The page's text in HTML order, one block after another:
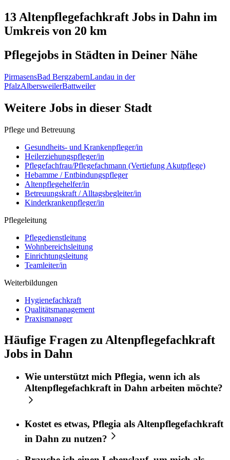
13 Altenpflegefachkraft Jobs in Dahn im
Umkreis von 20 km
Pflegejobs in Städten in Deiner Nähe
PirmasensBad BergzabernLandau in der
PfalzAlbersweilerBattweiler
Weitere Jobs in dieser Stadt
Pflege und Betreuung
Gesundheits- und Krankenpfleger/in
Heilerziehungspfleger/in
Pflegefachfrau/Pflegefachmann (Vertiefung Akutpflege)
Hebamme / Entbindungspfleger
Altenpflegehelfer/in
Betreuungskraft / Alltagsbegleiter/in
Kinderkrankenpfleger/in
Pflegeleitung
Pflegedienstleitung
Wohnbereichsleitung
Einrichtungsleitung
Teamleiter/in
Weiterbildungen
Hygienefachkraft
Qualitätsmanagement
Praxismanager
Häufige Fragen zu Altenpflegefachkraft
Jobs in Dahn
Wie unterstützt mich Pflegia, wenn ich als
Altenpflegefachkraftin Dahn arbeiten möchte?
Kostet es etwas, Pflegia als Altenpflegefachkraft
in Dahn zu nutzen?